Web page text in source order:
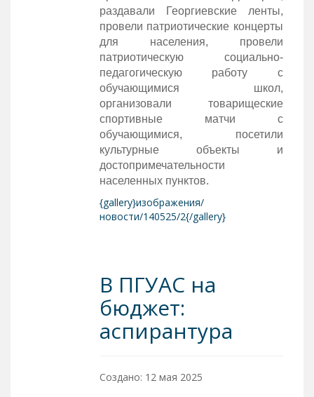
раздавали Георгиевские ленты,
провели патриотические концерты
для населения, провели
патриотическую социально-
педагогическую работу с
обучающимися школ,
организовали товарищеские
спортивные матчи с
обучающимися, посетили
культурные объекты и
достопримечательности
населенных пунктов.
{gallery}изображения/
новости/140525/2{/gallery}
В ПГУАС на
бюджет:
аспирантура
Создано: 12 мая 2025